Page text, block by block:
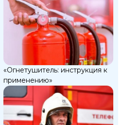
«Огнетушитель: инструкция к
применению»